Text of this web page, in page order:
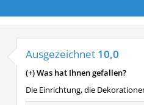
Ausgezeichnet 10,0
(+) Was hat Ihnen gefallen?
Die Einrichtung, die